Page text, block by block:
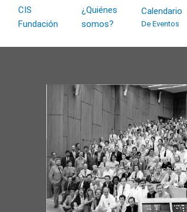
CIS
Fundación
¿Quiénes
somos?
Calendario
De Eventos